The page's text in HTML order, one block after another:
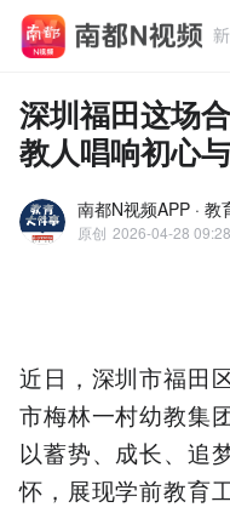
深圳福田这场
教人唱响初心
南都N视频APP · 教
原创 2026-04-28 09:28
近日，深圳市福田
市梅林一村幼教集
以蓄势、成长、追
怀，展现学前教育